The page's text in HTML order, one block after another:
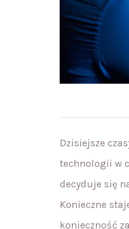
Dzisiejsze
technologii w
decyduje się
Konieczne
konieczność